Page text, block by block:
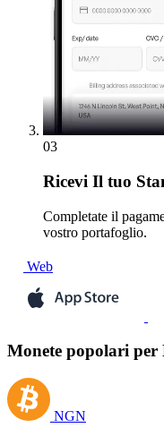
03
Ricevi Il tuo
Completate il
vostro portafoglio.
Web
Monete popolari
NGN